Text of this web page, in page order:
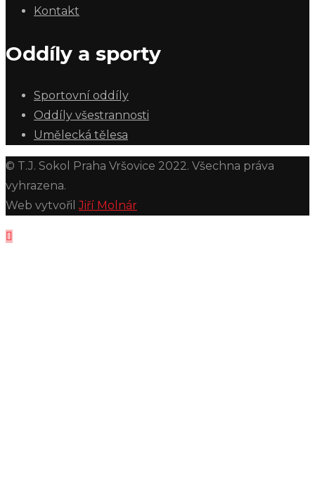
Kontakt
Oddíly a sporty
Sportovní oddíly
Oddíly všestrannosti
Umělecká tělesa
© T.J. Sokol Praha Vršovice 2022. Všechna práva
vyhrazena.
Web vytvořilJiří Molnár